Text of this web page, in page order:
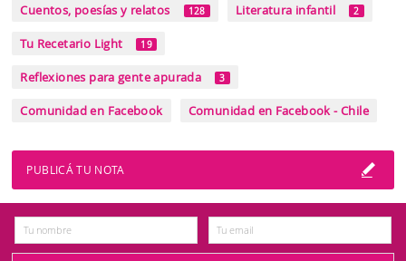
Cuentos, poesías y relatos 128 Literatura infantil 2
Tu Recetario Light 19
Reflexiones para gente apurada 3
Comunidad en Facebook Comunidad en Facebook - Chile
PUBLICÁ TU NOTA